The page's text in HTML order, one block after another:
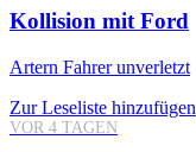
Kollision mit Ford
Artern Fahrer unverletzt
Zur Leseliste hinzufügen
VOR 4 TAGEN